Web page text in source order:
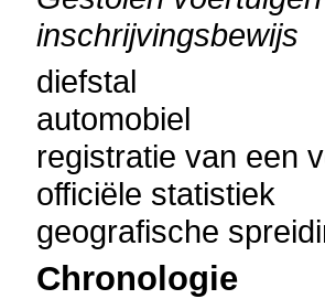
inschrijvingsbewijs
diefstal
automobiel
registratie van een
officiële statistiek
geografische
Chronologie